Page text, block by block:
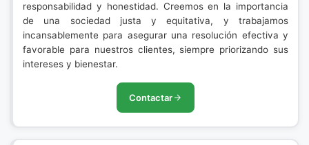
responsabilidad y honestidad. Creemos en la importancia
de una sociedad justa y equitativa, y trabajamos
incansablemente para asegurar una resolución efectiva y
favorable para nuestros clientes, siempre priorizando sus
intereses y bienestar.
Contactar